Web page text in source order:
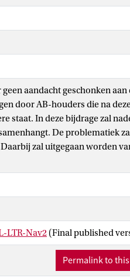
aandacht geschonken aan
door AB-houders die na
staat. In deze bijdrage zal
De problematiek
zal uitgegaan worden
LTR-Nav2 (Final published
Permalink to